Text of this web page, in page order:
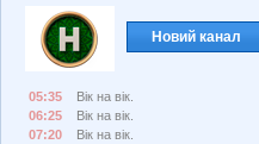
Новий канал
05:35
Вік на вік.
06:25
Вік на вік.
07:20
Вік на вік.